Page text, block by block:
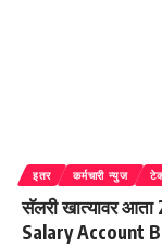
इतर कर्मचारी न्युज
सॅलरी खात्यावर आता
Salary Account